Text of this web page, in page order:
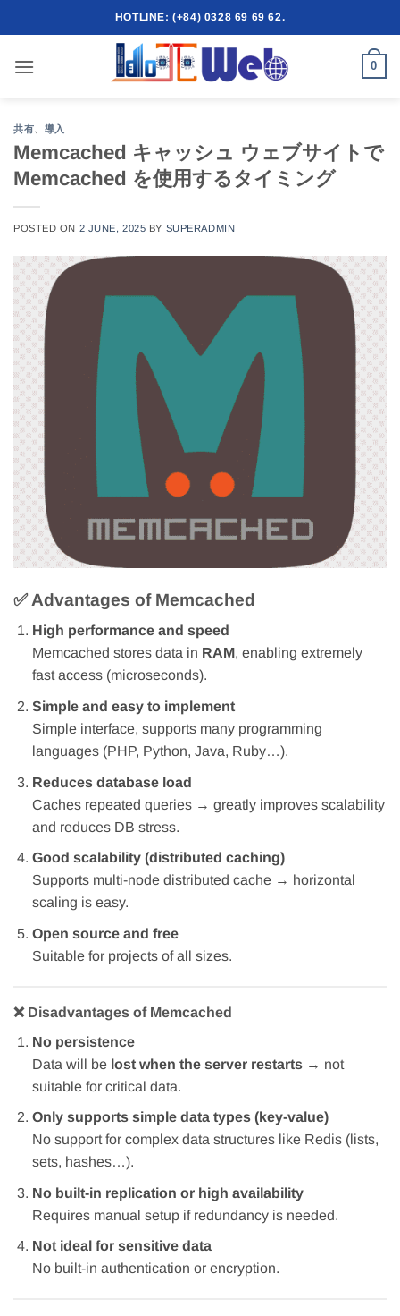
to
HOTLINE: (+84) 0328 69 69 62.
0
共有、 導入
Memcached キャッシュ ウェブサイトで
Memcached を使用するタイミング
POSTED ON 2 JUNE, 2025 BY SUPERADMIN
✅ Advantages of Memcached
High performance and speed
Memcached stores data in RAM, enabling extremely
fast access (microseconds).
Simple and easy to implement
Simple interface, supports many programming
languages (PHP, Python, Java, Ruby…).
Reduces database load
Caches repeated queries → greatly improves scalability
and reduces DB stress.
Good scalability (distributed caching)
Supports multi-node distributed cache → horizontal
scaling is easy.
Open source and free
Suitable for projects of all sizes.
❌ Disadvantages of Memcached
No persistence
Data will be lost when the server restarts→ not
suitable for critical data.
Only supports simple data types (key-value)
No support for complex data structures like Redis (lists,
sets, hashes…).
No built-in replication or high availability
Requires manual setup if redundancy is needed.
Not ideal for sensitive data
No built-in authentication or encryption.